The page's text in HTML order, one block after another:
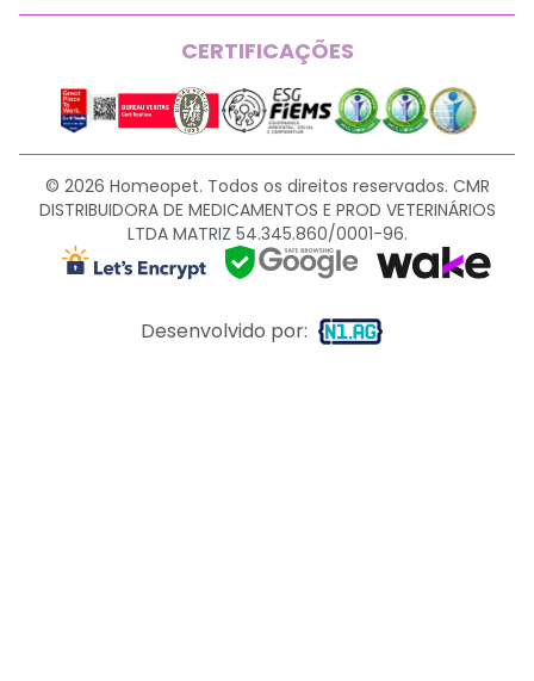
CERTIFICAÇÕES
© 2026 Homeopet. Todos os direitos reservados. CMR
DISTRIBUIDORA DE MEDICAMENTOS E PROD VETERINÁRIOS
LTDA MATRIZ 54.345.860/0001-96.
Desenvolvido por: